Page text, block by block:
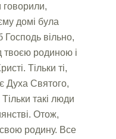
говорили,
домі була
вільно,
твоєю родиною і
Тільки ті,
Духа Святого,
такі люди
Отож,
родину. Все